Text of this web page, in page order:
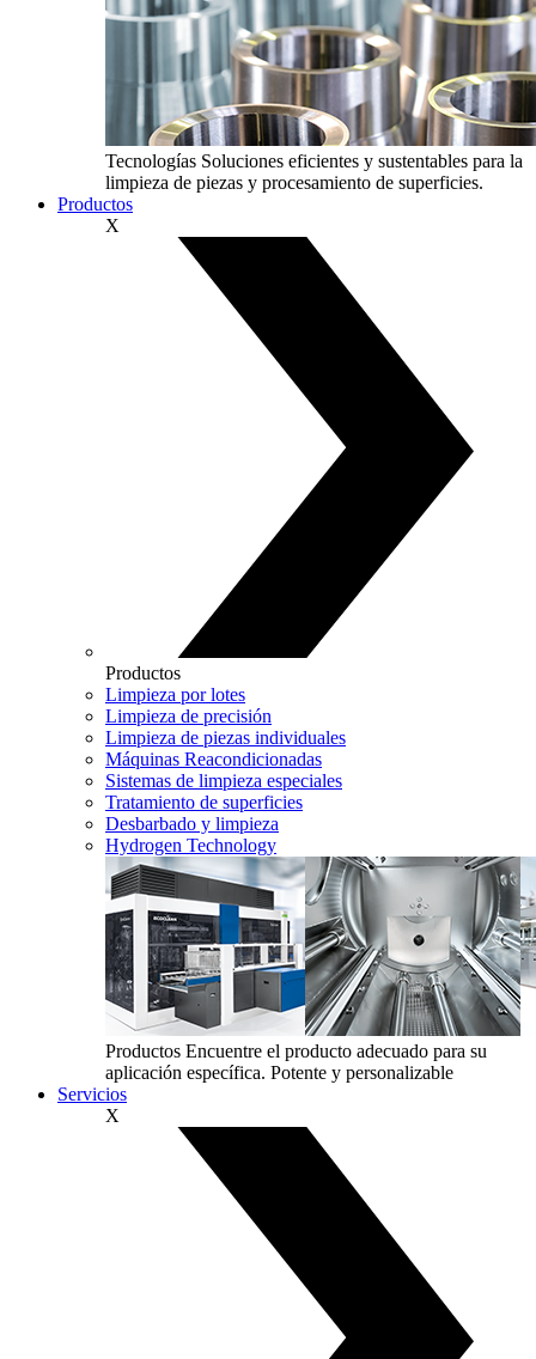
Tecnologías Soluciones eficientes y sustentables para la
limpieza de piezas y procesamiento de superficies.
Productos
X
Productos
Limpieza por lotes
Limpieza de precisión
Limpieza de piezas individuales
Máquinas Reacondicionadas
Sistemas de limpieza especiales
Tratamiento de superficies
Desbarbado y limpieza
Hydrogen Technology
Productos Encuentre el producto adecuado para su
aplicación específica. Potente y personalizable
Servicios
X